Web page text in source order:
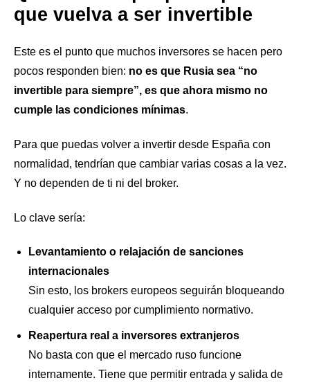
que vuelva a ser invertible
Este es el punto que muchos inversores se hacen pero
pocos responden bien: no es que Rusia sea “no
invertible para siempre”, es que ahora mismo no
cumple las condiciones mínimas.
Para que puedas volver a invertir desde España con
normalidad, tendrían que cambiar varias cosas a la vez.
Y no dependen de ti ni del broker.
Lo clave sería:
Levantamiento o relajación de sanciones
internacionales
Sin esto, los brokers europeos seguirán bloqueando
cualquier acceso por cumplimiento normativo.
Reapertura real a inversores extranjeros
No basta con que el mercado ruso funcione
internamente. Tiene que permitir entrada y salida de